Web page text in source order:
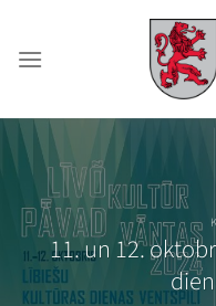
content
11. un 12.